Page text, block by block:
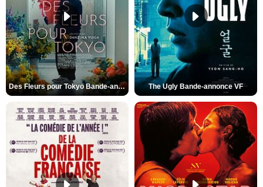
Des Fleurs pour Tokyo Bande-annonce VO STFR The Ugly Bande-annonce VF